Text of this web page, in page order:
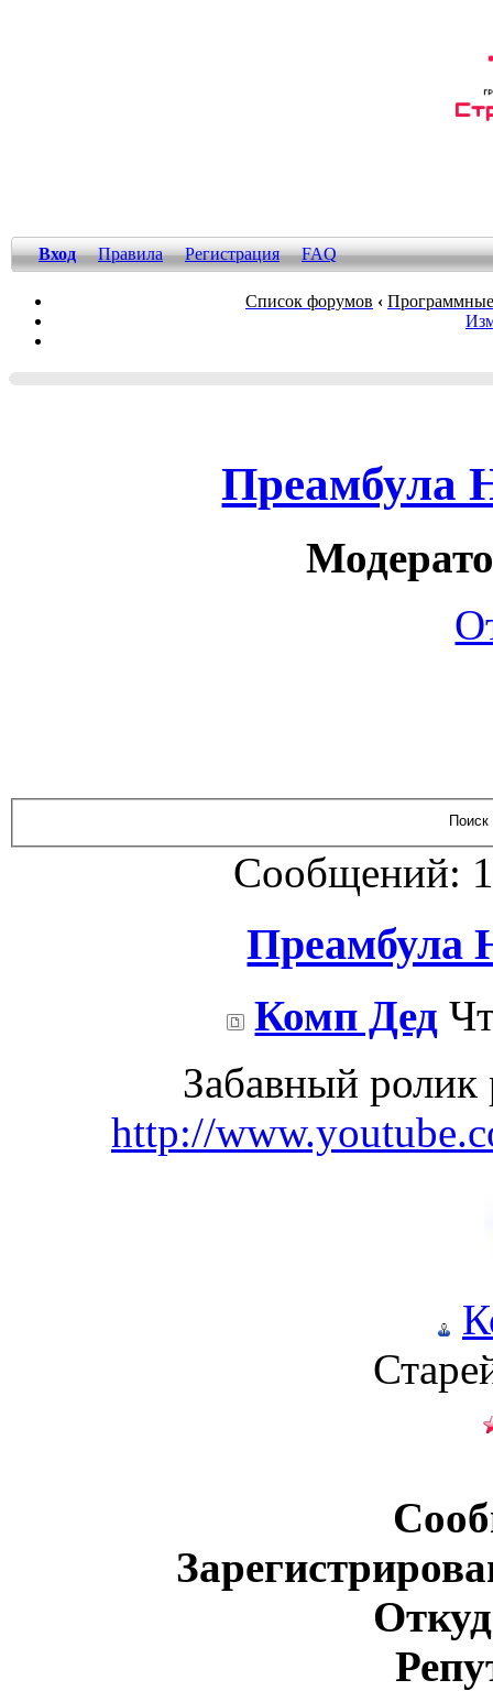
Вход Правила Регистрация FAQ
Список форумов ‹
Преамбула
Сообщений:
Преамбула
Комп Дед
Забавный
http://